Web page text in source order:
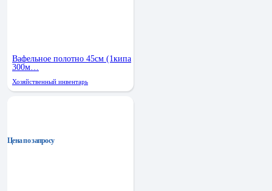
Вафельное полотно 45см (1кипа
300м…
Хозяйственный инвентарь
Цена по запросу